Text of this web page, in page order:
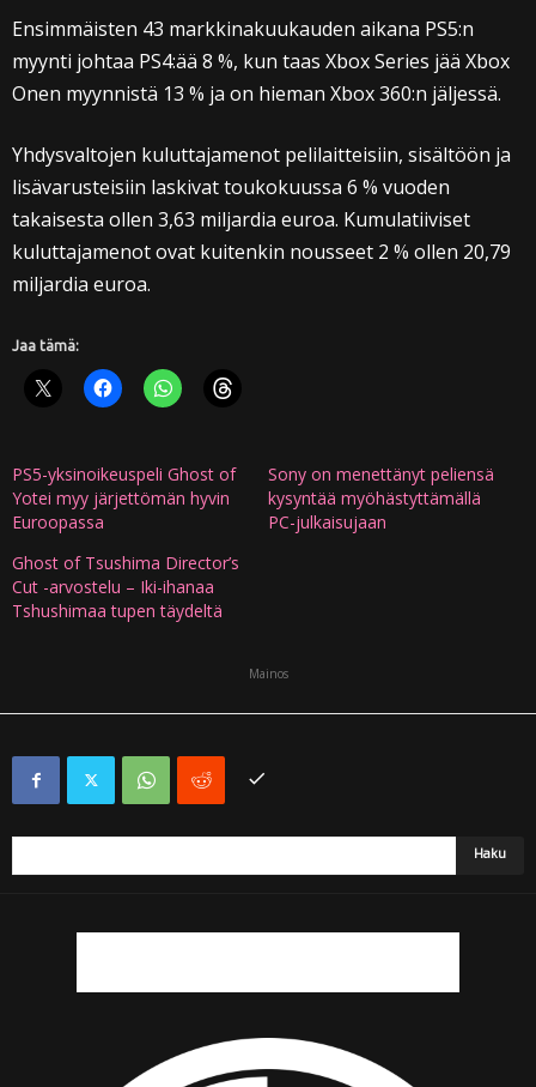
Ensimmäisten 43 markkinakuukauden aikana PS5:n
myynti johtaa PS4:ää 8 %, kun taas Xbox Series jää Xbox
Onen myynnistä 13 % ja on hieman Xbox 360:n jäljessä.
Yhdysvaltojen kuluttajamenot pelilaitteisiin, sisältöön ja
lisävarusteisiin laskivat toukokuussa 6 % vuoden
takaisesta ollen 3,63 miljardia euroa. Kumulatiiviset
kuluttajamenot ovat kuitenkin nousseet 2 % ollen 20,79
miljardia euroa.
Jaa tämä:
PS5-yksinoikeuspeli Ghost of
Yotei myy järjettömän hyvin
Euroopassa
Sony on menettänyt peliensä
kysyntää myöhästyttämällä
PC-julkaisujaan
Ghost of Tsushima Director’s
Cut -arvostelu – Iki-ihanaa
Tshushimaa tupen täydeltä
Mainos